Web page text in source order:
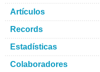
Artículos
Records
Estadísticas
Colaboradores